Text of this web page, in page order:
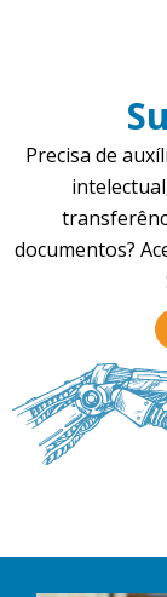
Precisa de
documentos?